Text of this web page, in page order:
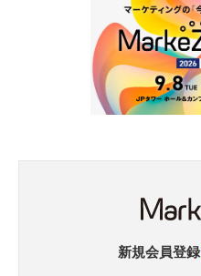
新規会員登録